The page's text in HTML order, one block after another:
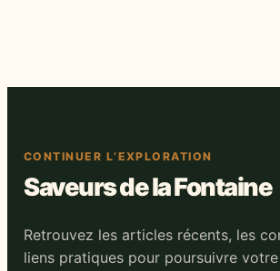
CONTINUER L’EXPLORATION
Saveurs de la Fontaine
Retrouvez les articles récents, les
liens pratiques pour poursuivre